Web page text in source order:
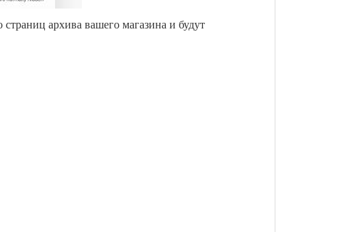
архива вашего магазина и будут